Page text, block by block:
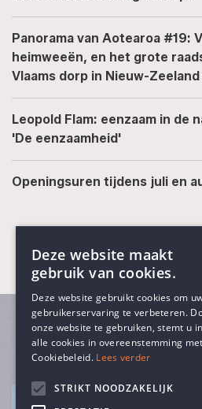
Panorama van Aotearoa #19:
heimweeën, en het grote
Vlaams dorp in Nieuw-
Leopold Flam: eenzaam in de
'De eenzaamheid'
Openingsuren tijdens juli en
Deze website maakt
gebruik van cookies.
Deze website gebruikt cookies om
gebruikerservaring te verbeteren.
onze website te gebruiken, stemt u
alle cookies in overeenstemming
Cookiebeleid. Lees verder
STRIKT NOODZAKELIJK